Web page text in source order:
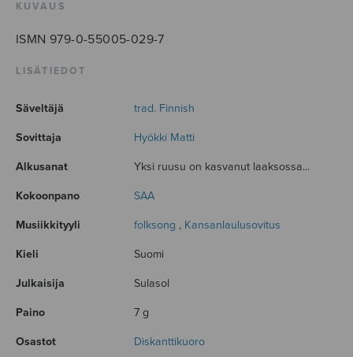
KUVAUS
ISMN 979-0-55005-029-7
LISÄTIEDOT
Säveltäjä trad. Finnish
Sovittaja Hyökki Matti
Alkusanat Yksi ruusu on kasvanut laaksossa...
Kokoonpano SAA
Musiikkityyli folksong , Kansanlaulusovitus
Kieli Suomi
Julkaisija Sulasol
Paino 7 g
Osastot Diskanttikuoro